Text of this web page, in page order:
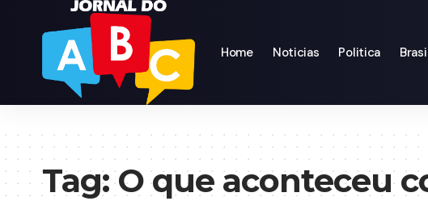
Home Noticias Politica
Tag:O que aconteceu